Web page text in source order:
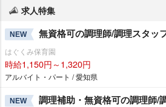
求人特集
NEW 無資格可の調理師/調理スタッ
はぐくみ保育園
時給1,150円～1,320円
アルバイト・パート / 愛知県
NEW 調理補助・無資格可の調理師/